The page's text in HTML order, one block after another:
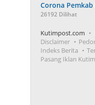
Corona
26192 Dilihat
Kutimpost.com
Disclaimer
Indeks Berita
Pasang Iklan